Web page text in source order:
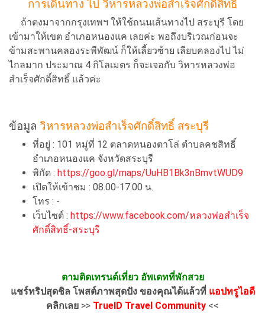
การเดินทาง ไป วิหารหลวงพ่อสำเร็จศักดิ์สิทธิ์
ถ้าตงมาจากกรุงเทพฯ ให้ใช้ถนนเส้นทางไป สระบุรี โดย
เข้ามาให้เขต อำเภอหนองแค เลยค่ะ พอถึงบริเวณก่อนจะ
ข้ามสะพานคลองระพีพัฒน์ ก็ให้เลี้ยวซ้าย เลียบคลองไป ไม่
ไกลมาก ประมาณ 4 กิโลเมตร ก็จะเจอกับ วิหารหลวงพ่อ
สำเร็จศักดิ์สิทธิ์ แล้วค่ะ
ข้อมูล วิหารหลวงพ่อสำเร็จศักดิ์สิทธิ์ สระบุรี
ที่อยู่ : 101 หมู่ที่ 12 ตลาดหนองตาโล่ ตำบลคชสิทธิ์
อำเภอหนองแค จังหวัดสระบุรี
พิกัด : https://goo.gl/maps/UuHB1Bk3nBmvtWUD9
เปิดให้เข้าชม : 08.00-17.00 น.
โทร : -
เว็บไซต์ : https://www.facebook.com/หลวงพ่อสำเร็จ
ศักดิ์สิทธิ์-สระบุรี
ตามติดเทรนด์เที่ยว อัพเดทที่พักสวย
แชร์ทริปสุดชิล โพสต์ภาพสุดปัง ของคุณได้แล้วที่ แอปทรูไอดี
คลิกเลย >> TrueID Travel Community <<